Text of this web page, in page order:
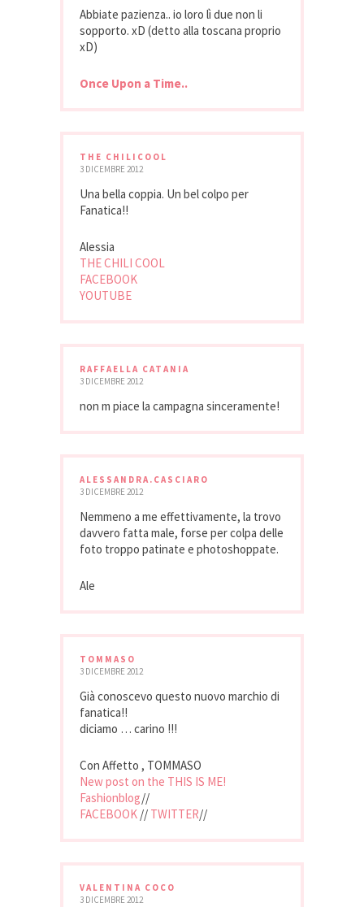
Abbiate pazienza.. io loro lì due non li
sopporto. xD (detto alla toscana proprio
xD)
Once Upon a Time..
THE CHILICOOL
3 DICEMBRE 2012
Una bella coppia. Un bel colpo per
Fanatica!!
Alessia
THE CHILI COOL
FACEBOOK
YOUTUBE
RAFFAELLA CATANIA
3 DICEMBRE 2012
non m piace la campagna sinceramente!
ALESSANDRA.CASCIARO
3 DICEMBRE 2012
Nemmeno a me effettivamente, la trovo
davvero fatta male, forse per colpa delle
foto troppo patinate e photoshoppate.
Ale
TOMMASO
3 DICEMBRE 2012
Già conoscevo questo nuovo marchio di
fanatica!!
diciamo … carino !!!
Con Affetto , TOMMASO
New post on the THIS IS ME!
Fashionblog//
FACEBOOK // TWITTER//
VALENTINA COCO
3 DICEMBRE 2012